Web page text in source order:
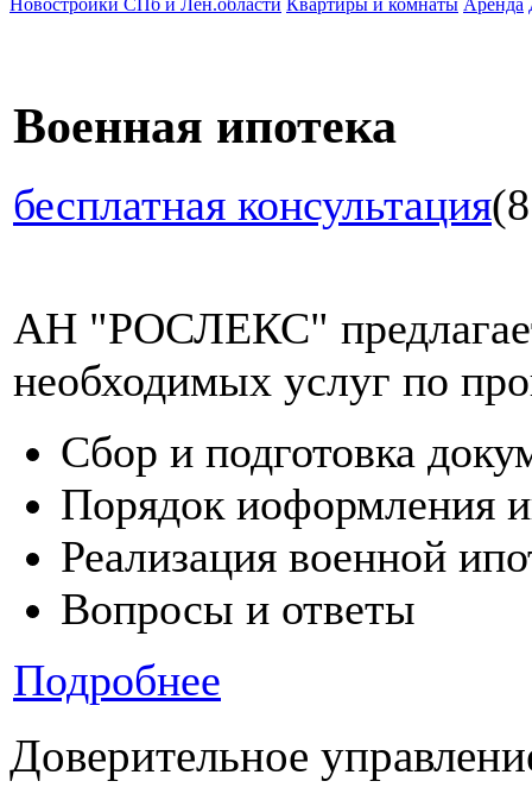
Военная ипотека
бесплатная консультация
АН "РОСЛЕКС"
необходимых услуг по
Сбор и подготовка
Порядок иоформления
Реализация военной
Вопросы и ответы
Подробнее
Доверительное